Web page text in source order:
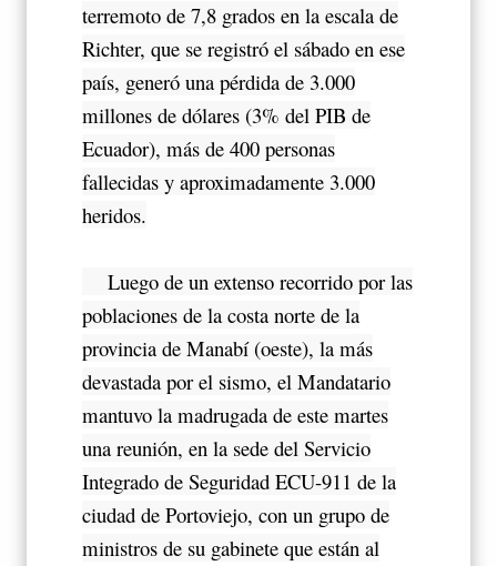
terremoto de 7,8 grados en la escala de
Richter, que se registró el sábado en ese
país, generó una pérdida de 3.000
millones de dólares (3% del PIB de
Ecuador), más de 400 personas
fallecidas y aproximadamente 3.000
heridos.
Luego de un extenso recorrido por las
poblaciones de la costa norte de la
provincia de Manabí (oeste), la más
devastada por el sismo, el Mandatario
mantuvo la madrugada de este martes
una reunión, en la sede del Servicio
Integrado de Seguridad ECU-911 de la
ciudad de Portoviejo, con un grupo de
ministros de su gabinete que están al